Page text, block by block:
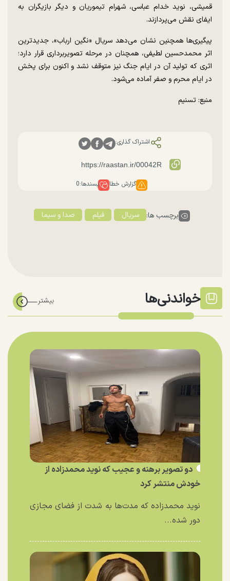
قمیشی، نوید خدام عباسی، شهرام تیموریان و دیگر بازیگران به
ایفای نقش می‌پردازند.
پیگیری‌ها همچنین نشان می‌دهد سریال «نگین ارباب»، جدیدترین
اثر محمدحسین لطیفی، همچنان در مرحله تصویربرداری قرار دارد؛
اثری که تولید آن در ایام جنگ نیز متوقف نشد و اکنون برای پخش
در ایام محرم و صفر آماده می‌شود.
منبع: تسنیم
اشتراک گذاری:
گزارش خطا پسندها:0
برچسب ها: سریال فیلم صدا و سیما
خواندنی‌ها
دو تصویر برهنه و عجیب که نوید محمدزاده از
خودش منتشر کرد
نوید محمدزاده که مدت‌ها به شدت از فضای مجازی
دور شده...